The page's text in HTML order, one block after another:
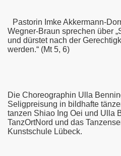
Pastorin Imke Akkermann-
Wegner-Braun sprechen über
und dürstet nach der
werden.“ (Mt 5, 6)
Die Choreographin Ulla
Seligpreisung in bildhafte
tanzen Shiao Ing Oei und Ulla
TanzOrtNord und das
Kunstschule Lübeck.